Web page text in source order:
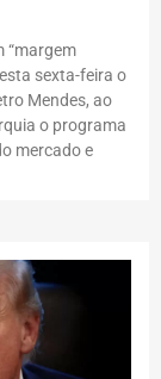
“margem
sexta-feira o
Mendes, ao
o programa
mercado e